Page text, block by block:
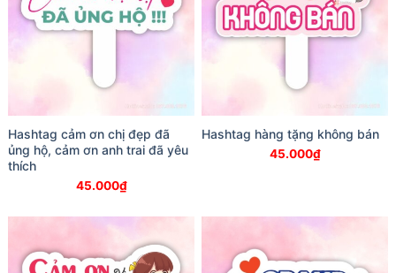
Hashtag cảm ơn chị đẹp đã
ủng hộ, cảm ơn anh trai đã yêu
thích
45.000₫
Hashtag hàng tặng không bán
45.000₫